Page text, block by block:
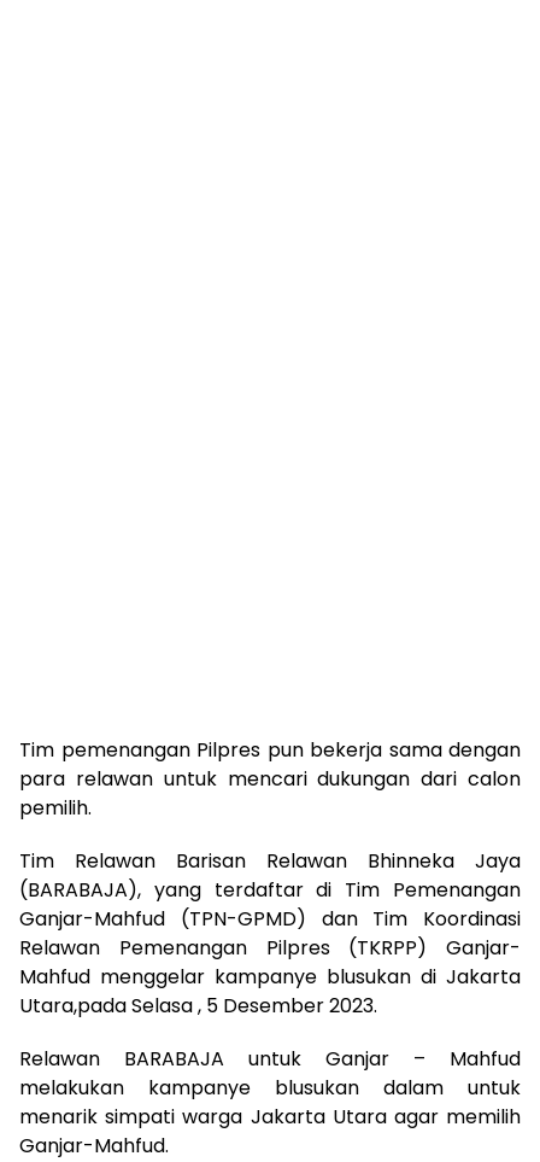
Tim pemenangan Pilpres pun bekerja sama dengan
para relawan untuk mencari dukungan dari calon
pemilih.
Tim Relawan Barisan Relawan Bhinneka Jaya
(BARABAJA), yang terdaftar di Tim Pemenangan
Ganjar-Mahfud (TPN-GPMD) dan Tim Koordinasi
Relawan Pemenangan Pilpres (TKRPP) Ganjar-
Mahfud menggelar kampanye blusukan di Jakarta
Utara,pada Selasa , 5 Desember 2023.
Relawan BARABAJA untuk Ganjar – Mahfud
melakukan kampanye blusukan dalam untuk
menarik simpati warga Jakarta Utara agar memilih
Ganjar-Mahfud.